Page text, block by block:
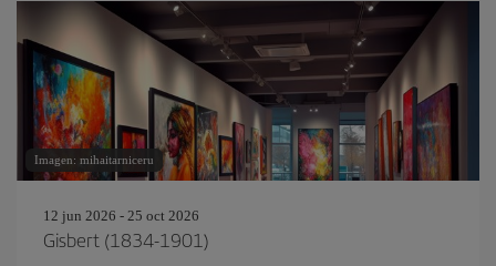
Imagen: mihaitarniceru
12 jun 2026 - 25 oct 2026
Gisbert (1834-1901)